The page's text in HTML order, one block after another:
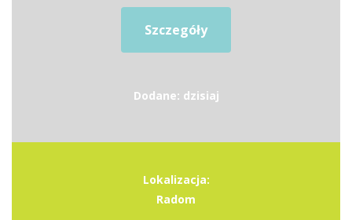
Szczegóły
Dodane: dzisiaj
Lokalizacja:
Radom